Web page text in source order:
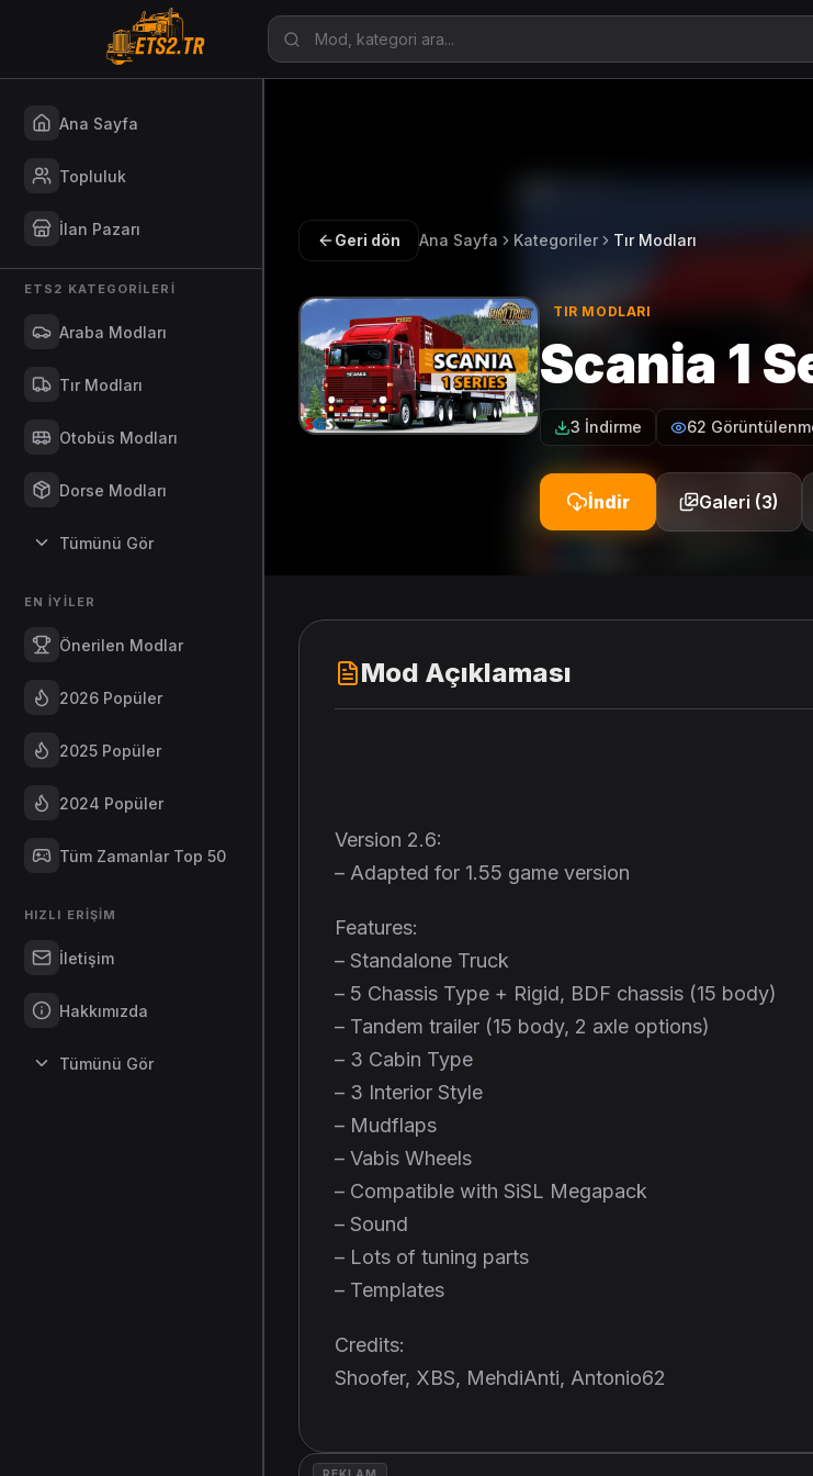
Ana Sayfa
Topluluk
İlan Pazarı
ETS2 KATEGORILERI
Araba Modları
Tır Modları
Otobüs Modları
Dorse Modları
Tümünü Gör
EN İYILER
Önerilen Modlar
2026 Popüler
2025 Popüler
2024 Popüler
Tüm Zamanlar Top 50
HIZLI ERIŞIM
İletişim
Hakkımızda
Tümünü Gör
Geri dön Ana Sayfa Kategoriler Tır Modları
TIR MODLARI
Scania 1
3 İndirme 62
İndir Galeri (3)
Mod Açıklaması
Version 2.6:
– Adapted for 1.55 game version
Features:
– Standalone Truck
– 5 Chassis Type + Rigid, BDF chassis (15 body)
– Tandem trailer (15 body, 2 axle options)
– 3 Cabin Type
– 3 Interior Style
– Mudflaps
– Vabis Wheels
– Compatible with SiSL Megapack
– Sound
– Lots of tuning parts
– Templates
Credits:
Shoofer, XBS, MehdiAnti, Antonio62